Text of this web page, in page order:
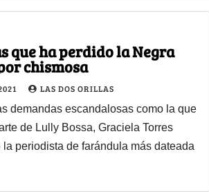
que ha perdido la Negra
chismosa
LAS DOS ORILLAS
demandas escandalosas como la que
de Lully Bossa, Graciela Torres
periodista de farándula más dateada